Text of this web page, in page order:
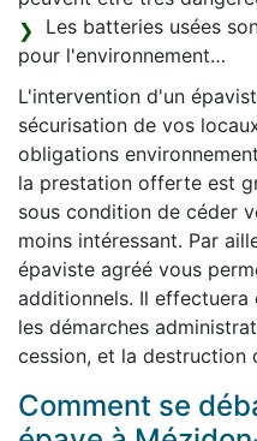
Les batteries usées
pour l'environnement…
L'intervention d'un
sécurisation de vos
obligations
la prestation offerte est
sous condition de céder
moins intéressant. Par
épaviste agréé vous
additionnels. Il
les démarches
cession, et la destruction
Comment se